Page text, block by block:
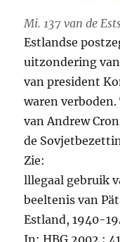
Mi. 137 van de
Estlandse
uitzondering
van president
waren
van Andrew
de
Zie:
lllegaal gebruik
beeltenis van
Estland, 1940-